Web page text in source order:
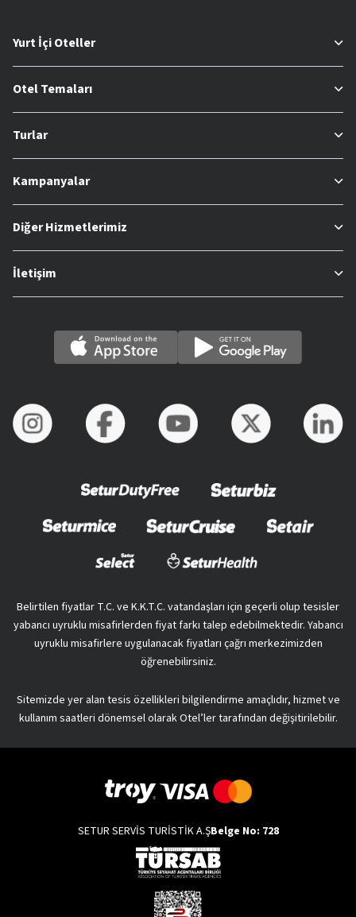
Yurt İçi Oteller
Otel Temaları
Turlar
Kampanyalar
Diğer Hizmetlerimiz
İletişim
Belirtilen fiyatlar T.C. ve K.K.T.C. vatandaşları için geçerli olup tesisler
yabancı uyruklu misafirlerden fiyat farkı talep edebilmektedir. Yabancı
uyruklu misafirlere uygulanacak fiyatları çağrı merkezimizden
öğrenebilirsiniz.
Sitemizde yer alan tesis özellikleri bilgilendirme amaçlıdır, hizmet ve
kullanım saatleri dönemsel olarak Otel’ler tarafından değişitirilebilir.
SETUR SERVİS TURİSTİK A.ŞBelge No: 728